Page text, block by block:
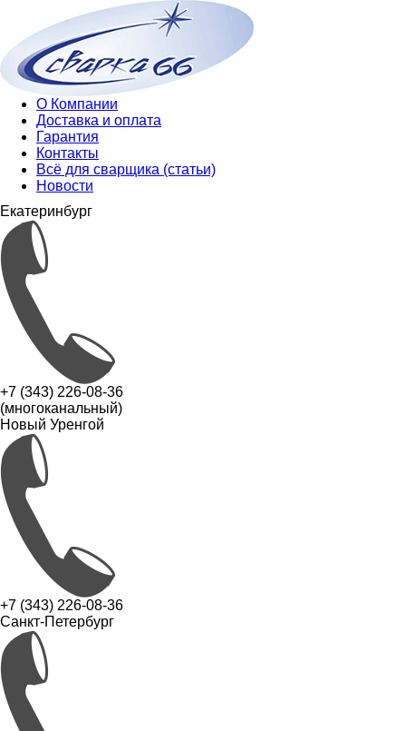
О Компании
Доставка и оплата
Гарантия
Контакты
Всё для сварщика (статьи)
Новости
Екатеринбург
+7 (343) 226-08-36
(многоканальный)
Новый Уренгой
+7 (343) 226-08-36
Санкт-Петербург